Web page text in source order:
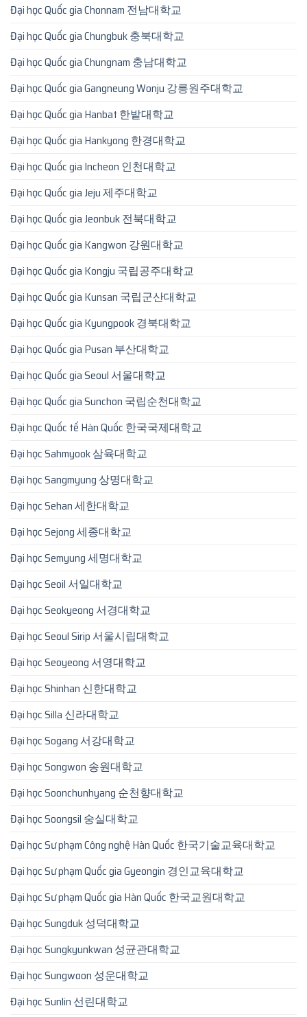
Đại học Quốc gia Chonnam 전남대학교
Đại học Quốc gia Chungbuk 충북대학교
Đại học Quốc gia Chungnam 충남대학교
Đại học Quốc gia Gangneung Wonju 강릉원주대학교
Đại học Quốc gia Hanbat 한밭대학교
Đại học Quốc gia Hankyong 한경대학교
Đại học Quốc gia Incheon 인천대학교
Đại học Quốc gia Jeju 제주대학교
Đại học Quốc gia Jeonbuk 전북대학교
Đại học Quốc gia Kangwon 강원대학교
Đại học Quốc gia Kongju 국립공주대학교
Đại học Quốc gia Kunsan 국립군산대학교
Đại học Quốc gia Kyungpook 경북대학교
Đại học Quốc gia Pusan 부산대학교
Đại học Quốc gia Seoul 서울대학교
Đại học Quốc gia Sunchon 국립순천대학교
Đại học Quốc tế Hàn Quốc 한국국제대학교
Đại học Sahmyook 삼육대학교
Đại học Sangmyung 상명대학교
Đại học Sehan 세한대학교
Đại học Sejong 세종대학교
Đại học Semyung 세명대학교
Đại học Seoil 서일대학교
Đại học Seokyeong 서경대학교
Đại học Seoul Sirip 서울시립대학교
Đại học Seoyeong 서영대학교
Đại học Shinhan 신한대학교
Đại học Silla 신라대학교
Đại học Sogang 서강대학교
Đại học Songwon 송원대학교
Đại học Soonchunhyang 순천향대학교
Đại học Soongsil 숭실대학교
Đại học Sư phạm Công nghệ Hàn Quốc 한국기술교육대학교
Đại học Sư phạm Quốc gia Gyeongin 경인교육대학교
Đại học Sư phạm Quốc gia Hàn Quốc 한국교원대학교
Đại học Sungduk 성덕대학교
Đại học Sungkyunkwan 성균관대학교
Đại học Sungwoon 성운대학교
Đại học Sunlin 선린대학교